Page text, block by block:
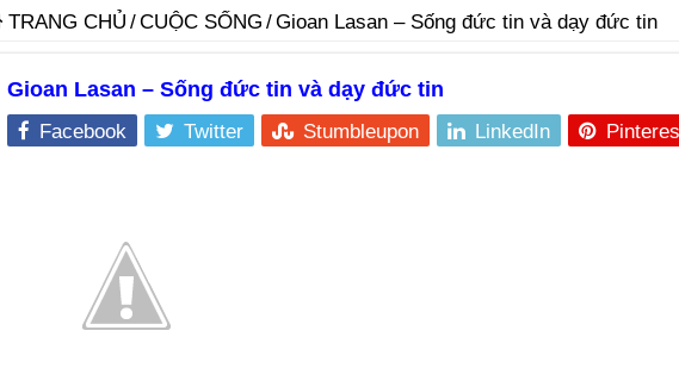
TRANG CHỦ /CUỘC SỐNG /Gioan Lasan – Sống đức tin và dạy đức tin
Gioan Lasan – Sống đức tin và dạy đức tin
Facebook Twitter Stumbleupon LinkedIn